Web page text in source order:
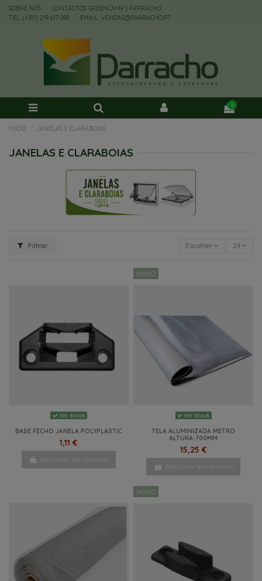
SOBRE NÓS
CONTACTOS GREENCAMP | PARRACHO
TEL: (+351) 219 617 099
EMAIL: VENDAS@PARRACHO.PT
0
INÍCIO JANELAS E CLARABOIAS
JANELAS E CLARABOIAS
Filtrar Escolher 24
Em Stock
BASE FECHO JANELA POLYPLASTIC
1,11 €
Adicionar ao carrinho
NOVO
Em Stock
TELA ALUMINIZADA METRO
ALTURA-700MM
15,25 €
Adicionar ao carrinho
NOVO